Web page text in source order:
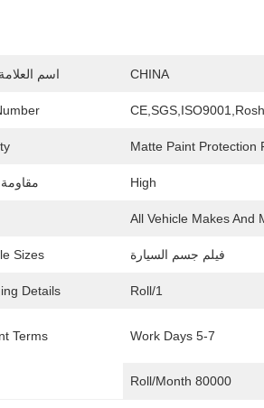
CHINA اسم
CE,SGS,ISO9001,Rosh
Matte Paint Protection
High
All Vehicle Makes And
فيلم جسم السيارة Sizes:
1/Roll
Details:
5-7 Work Days
Terms:
80000 Roll/Month